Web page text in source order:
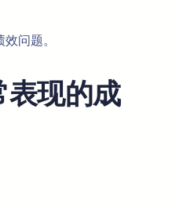
问题。
表现的成